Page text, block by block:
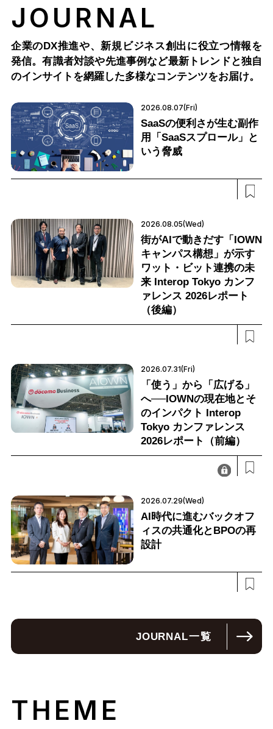
JOURNAL
企業のDX推進や、新規ビジネス創出に役立つ情報を
発信。有識者対談や先進事例など最新トレンドと独自
のインサイトを網羅した多様なコンテンツをお届け。
2026.08.07(Fri)
SaaSの便利さが生む副作
用「SaaSスプロール」と
いう脅威
2026.08.05(Wed)
街がAIで動きだす「IOWN
キャンパス構想」が示す
ワット・ビット連携の未
来 Interop Tokyo カンフ
ァレンス 2026レポート
（後編）
2026.07.31(Fri)
「使う」から「広げる」
へ──IOWNの現在地とそ
のインパクト Interop
Tokyo カンファレンス
2026レポート（前編）
2026.07.29(Wed)
AI時代に進むバックオフ
ィスの共通化とBPOの再
設計
JOURNAL一覧
THEME